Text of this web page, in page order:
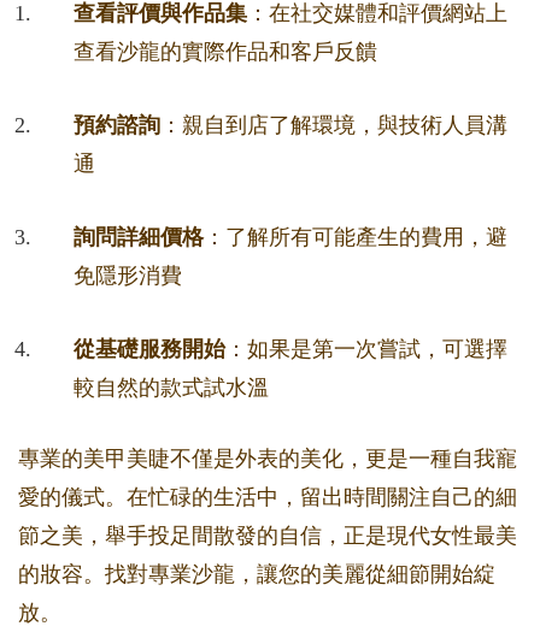
查看評價與作品集 ：在社交媒體和評價網站上
查看沙龍的實際作品和客戶反饋
預約諮詢 ：親自到店了解環境，與技術人員溝
通
詢問詳細價格：了解所有可能產生的費用，避
免隱形消費
從基礎服務開始：如果是第一次嘗試，可選擇
較自然的款式試水溫
專業的美甲美睫不僅是外表的美化，更是一種自我寵
愛的儀式。在忙碌的生活中，留出時間關注自己的細
節之美，舉手投足間散發的自信，正是現代女性最美
的妝容。找對專業沙龍，讓您的美麗從細節開始綻
放。